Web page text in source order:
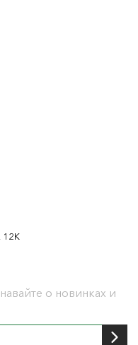
12К
о новинках и